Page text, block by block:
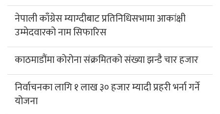
नेपाली काँग्रेस म्याग्दीबाट प्रतिनिधिसभामा आकांक्षी
उम्मेदवारको नाम सिफारिस
काठमाडौंमा कोरोना संक्रमितको संख्या झन्डै चार हजार
निर्वाचनका लागि १ लाख ३० हजार म्यादी प्रहरी भर्ना गर्ने
योजना